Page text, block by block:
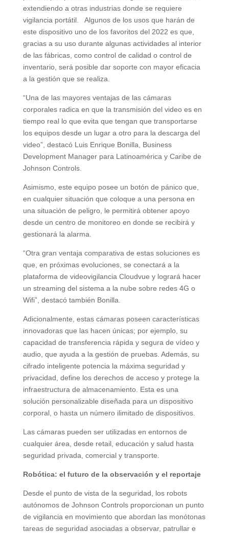
extendiendo a otras industrias donde se requiere
vigilancia portátil. Algunos de los usos que harán de
este dispositivo uno de los favoritos del 2022 es que,
gracias a su uso durante algunas actividades al interior
de las fábricas, como control de calidad o control de
inventario, será posible dar soporte con mayor eficacia
a la gestión que se realiza.
“Una de las mayores ventajas de las cámaras
corporales radica en que la transmisión del video es en
tiempo real lo que evita que tengan que transportarse
los equipos desde un lugar a otro para la descarga del
video”, destacó Luis Enrique Bonilla, Business
Development Manager para Latinoamérica y Caribe de
Johnson Controls.
Asimismo, este equipo posee un botón de pánico que,
en cualquier situación que coloque a una persona en
una situación de peligro, le permitirá obtener apoyo
desde un centro de monitoreo en donde se recibirá y
gestionará la alarma.
“Otra gran ventaja comparativa de estas soluciones es
que, en próximas evoluciones, se conectará a la
plataforma de videovigilancia Cloudvue y logrará hacer
un streaming del sistema a la nube sobre redes 4G o
Wifi”, destacó también Bonilla.
Adicionalmente, estas cámaras poseen características
innovadoras que las hacen únicas; por ejemplo, su
capacidad de transferencia rápida y segura de vídeo y
audio, que ayuda a la gestión de pruebas. Además, su
cifrado inteligente potencia la máxima seguridad y
privacidad, define los derechos de acceso y protege la
infraestructura de almacenamiento. Esta es una
solución personalizable diseñada para un dispositivo
corporal, o hasta un número ilimitado de dispositivos.
Las cámaras pueden ser utilizadas en entornos de
cualquier área, desde retail, educación y salud hasta
seguridad privada, comercial y transporte.
Robótica: el futuro de la observación y el reportaje
Desde el punto de vista de la seguridad, los robots
autónomos de Johnson Controls proporcionan un punto
de vigilancia en movimiento que abordan las monótonas
tareas de seguridad asociadas a observar, patrullar e